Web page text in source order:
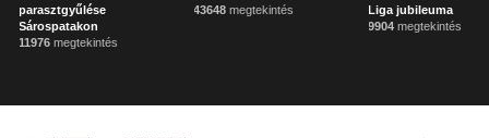
parasztgyűlése
Sárospatakon
11976 megtekintés
43648 megtekintés
Liga jubileuma
9904 megtekintés